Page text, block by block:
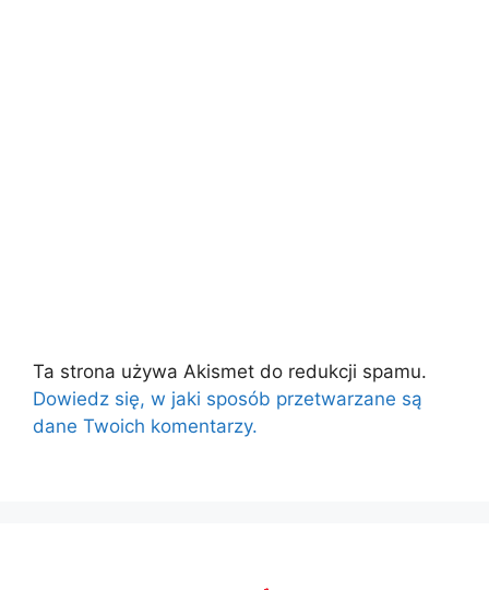
Ta strona używa Akismet do redukcji spamu.
Dowiedz się, w jaki sposób przetwarzane są
dane Twoich komentarzy.